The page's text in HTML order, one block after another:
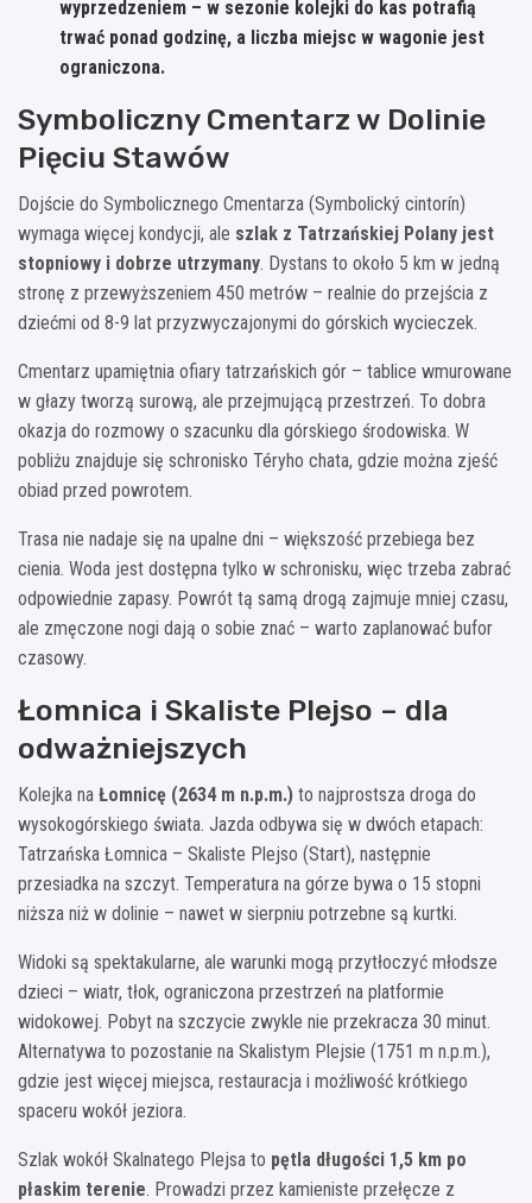
wyprzedzeniem – w sezonie kolejki do kas potrafią
trwać ponad godzinę, a liczba miejsc w wagonie jest
ograniczona.
Symboliczny Cmentarz w Dolinie
Pięciu Stawów
Dojście do Symbolicznego Cmentarza (Symbolický cintorín)
wymaga więcej kondycji, ale szlak z Tatrzańskiej Polany jest
stopniowy i dobrze utrzymany. Dystans to około 5 km w jedną
stronę z przewyższeniem 450 metrów – realnie do przejścia z
dziećmi od 8-9 lat przyzwyczajonymi do górskich wycieczek.
Cmentarz upamiętnia ofiary tatrzańskich gór – tablice wmurowane
w głazy tworzą surową, ale przejmującą przestrzeń. To dobra
okazja do rozmowy o szacunku dla górskiego środowiska. W
pobliżu znajduje się schronisko Téryho chata, gdzie można zjeść
obiad przed powrotem.
Trasa nie nadaje się na upalne dni – większość przebiega bez
cienia. Woda jest dostępna tylko w schronisku, więc trzeba zabrać
odpowiednie zapasy. Powrót tą samą drogą zajmuje mniej czasu,
ale zmęczone nogi dają o sobie znać – warto zaplanować bufor
czasowy.
Łomnica i Skaliste Plejso – dla
odważniejszych
Kolejka na Łomnicę (2634 m n.p.m.) to najprostsza droga do
wysokogórskiego świata. Jazda odbywa się w dwóch etapach:
Tatrzańska Łomnica – Skaliste Plejso (Start), następnie
przesiadka na szczyt. Temperatura na górze bywa o 15 stopni
niższa niż w dolinie – nawet w sierpniu potrzebne są kurtki.
Widoki są spektakularne, ale warunki mogą przytłoczyć młodsze
dzieci – wiatr, tłok, ograniczona przestrzeń na platformie
widokowej. Pobyt na szczycie zwykle nie przekracza 30 minut.
Alternatywa to pozostanie na Skalistym Plejsie (1751 m n.p.m.),
gdzie jest więcej miejsca, restauracja i możliwość krótkiego
spaceru wokół jeziora.
Szlak wokół Skalnatego Plejsa to pętla długości 1,5 km po
płaskim terenie. Prowadzi przez kamieniste przełęcze z